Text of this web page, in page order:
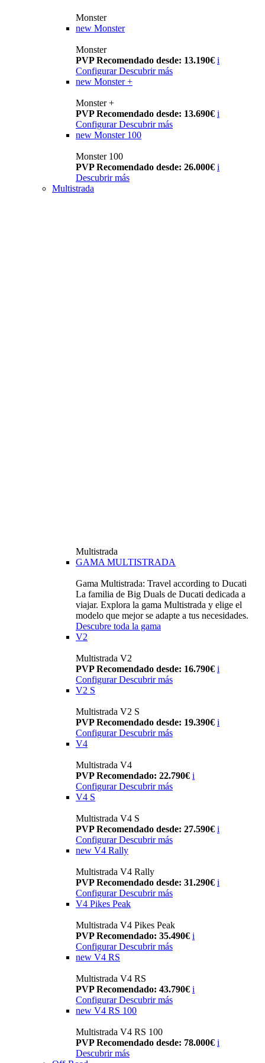
Monster
new Monster
Monster
PVP Recomendado desde: 13.190€ i
Configurar Descubrir más
new Monster +
Monster +
PVP Recomendado desde: 13.690€ i
Configurar Descubrir más
new Monster 100
Monster 100
PVP Recomendado desde: 26.000€ i
Descubrir más
Multistrada
Multistrada
GAMA MULTISTRADA
Gama Multistrada: Travel according to Ducati
La familia de Big Duals de Ducati dedicada a
viajar. Explora la gama Multistrada y elige el
modelo que mejor se adapte a tus necesidades.
Descubre toda la gama
V2
Multistrada V2
PVP Recomendado desde: 16.790€ i
Configurar Descubrir más
V2 S
Multistrada V2 S
PVP Recomendado desde: 19.390€ i
Configurar Descubrir más
V4
Multistrada V4
PVP Recomendado: 22.790€ i
Configurar Descubrir más
V4 S
Multistrada V4 S
PVP Recomendado desde: 27.590€ i
Configurar Descubrir más
new V4 Rally
Multistrada V4 Rally
PVP Recomendado desde: 31.290€ i
Configurar Descubrir más
V4 Pikes Peak
Multistrada V4 Pikes Peak
PVP Recomendado: 35.490€ i
Configurar Descubrir más
new V4 RS
Multistrada V4 RS
PVP Recomendado: 43.790€ i
ConfigurarDescubrir más
new V4 RS 100
Multistrada V4 RS 100
PVP Recomendado desde: 78.000€ i
Descubrir más